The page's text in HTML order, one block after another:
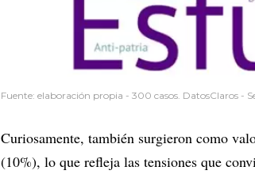
Fuente: elaboración propia - 300 casos. DatosClaros -
Curiosamente, también surgieron como
(10%), lo que refleja las tensiones que